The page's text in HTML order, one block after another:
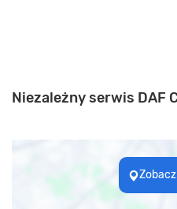
Niezależny serwis DAF